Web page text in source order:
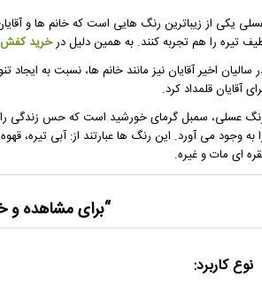
یکی از زیباترین رنگ هایی است که خانم ها و
تیره را هم تجربه کنند. به همین دلیل درخرید کفش
سالیان اخیر آقایان نیز مانند خانم ها، نسبت به
آقایان قلمداد کرد.
عسلی، سمبل گرمای خورشید است که حس زندگی را
به وجود می آورد. این رنگ ها عبارتند از: آبی تیره،
ای مات و غیره.
“برای مشاهده
نوع کاربرد: